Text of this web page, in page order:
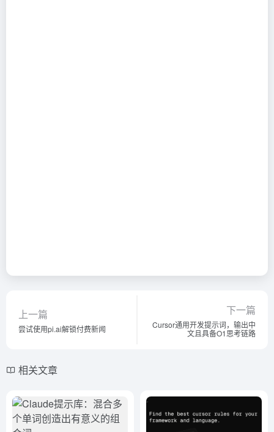
上一篇
尝试使用pi.ai解锁付费新闻
下一篇
Cursor通用开发提示词，输出中
文且具备O1思考链路
相关文章